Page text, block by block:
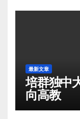
最新文章
培群独中
向高教